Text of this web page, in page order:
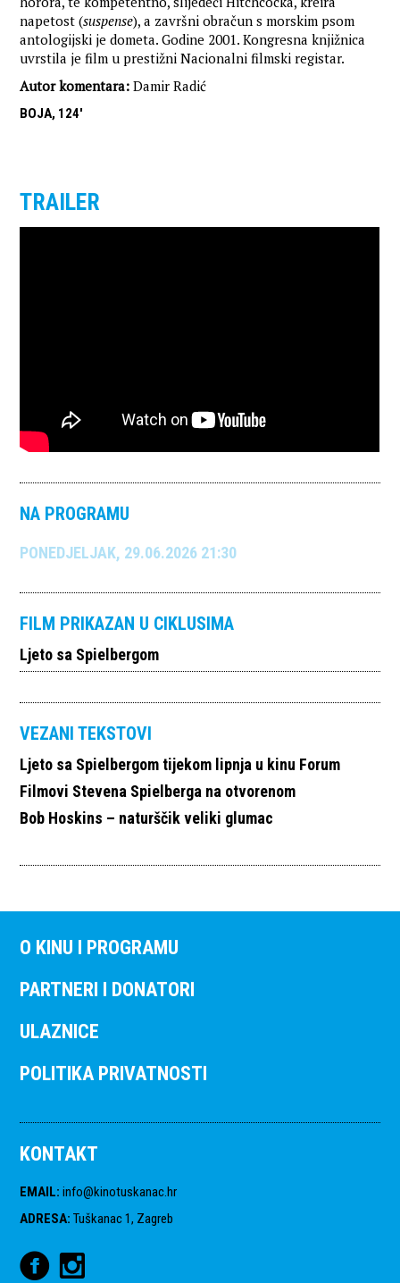
napetost (suspense), a završni obračun s morskim psom
antologijski je dometa. Godine 2001. Kongresna knjižnica
uvrstila je film u prestižni Nacionalni filmski registar.
Autor komentara:Damir Radić
BOJA, 124'
TRAILER
NA PROGRAMU
PONEDJELJAK, 29.06.2026 21:30
FILM PRIKAZAN U CIKLUSIMA
Ljeto sa Spielbergom
VEZANI TEKSTOVI
Ljeto sa Spielbergom tijekom lipnja u kinu Forum
Filmovi Stevena Spielberga na otvorenom
Bob Hoskins – naturščik veliki glumac
O KINU I PROGRAMU
PARTNERI I DONATORI
ULAZNICE
POLITIKA PRIVATNOSTI
KONTAKT
EMAIL: info@kinotuskanac.hr
ADRESA: Tuškanac 1, Zagreb